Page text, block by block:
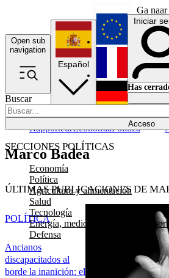
Ga
Open sub
navigation
Buscar
Acceso
SECCIONES POLÍTICAS
Economía
Política
Agricultura y alimentación
Salud
Tecnología
Energía, medio ambiente y transporte
Defensa
RapporteurEconomíaPolítica
Español
English
Français
Iniciar
Has
Marco Badea
ÚLTIMAS PUBLICACIONES DE
Ancianos
discapacitados al
borde la inanición: el
POLÍTICA